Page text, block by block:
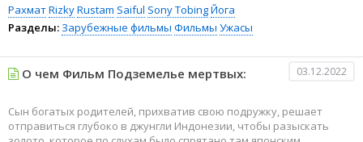
РахматRizkyRustam Saiful Sony TobingЙога
Разделы: Зарубежные фильмы Фильмы Ужасы
О чем Фильм Подземелье мертвых: 03.12.2022
Сын богатых родителей, прихватив свою подружку, решает
отправиться глубоко в джунгли Индонезии, чтобы разыскать